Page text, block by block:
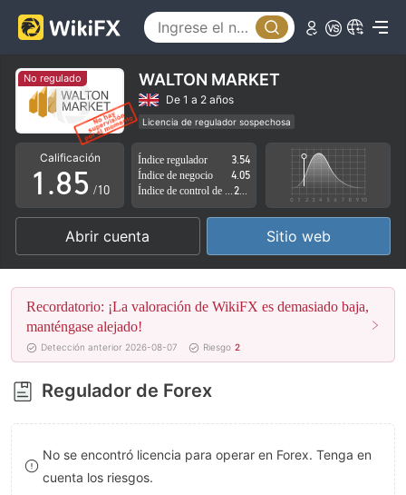
No regulado WALTON MARKET
De 1 a 2 años
Licencia de regulador sospechosa
Zona de negocio sospechoso
Riesgo potencial alto
Calificación
0
1
2
3
4
5
6
7
8
9
.
4
5
6
7
8
9
1
2
3
4
5
6
7
8
9
/10
Índice regulador
3.54
Índice de negocio
4.05
Abrir cuenta Sitio web
Recordatorio: ¡La valoración de WikiFX es demasiado baja,
manténgase alejado!
Detección anterior 2026-08-07 Riesgo 2
Regulador de Forex
No se encontró licencia para operar en Forex. Tenga en
cuenta los riesgos.